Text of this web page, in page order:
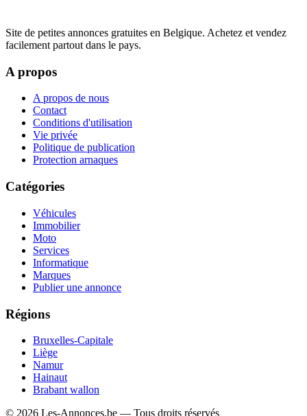
Site de petites annonces gratuites en Belgique. Achetez et vendez
facilement partout dans le pays.
A propos
A propos de nous
Contact
Conditions d'utilisation
Vie privée
Politique de publication
Protection arnaques
Catégories
Véhicules
Immobilier
Moto
Services
Informatique
Marques
Publier une annonce
Régions
Bruxelles-Capitale
Liège
Namur
Hainaut
Brabant wallon
© 2026 Les-Annonces.be — Tous droits réservés